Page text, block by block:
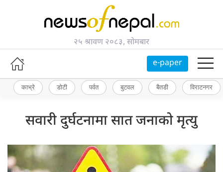
२५ श्रावण २०८३, सोमबार
e-paper
काभ्रे डोटी पर्वत बुटवल बैतडी विराटनगर
सवारी दुर्घटनामा सात जनाको मृत्यु